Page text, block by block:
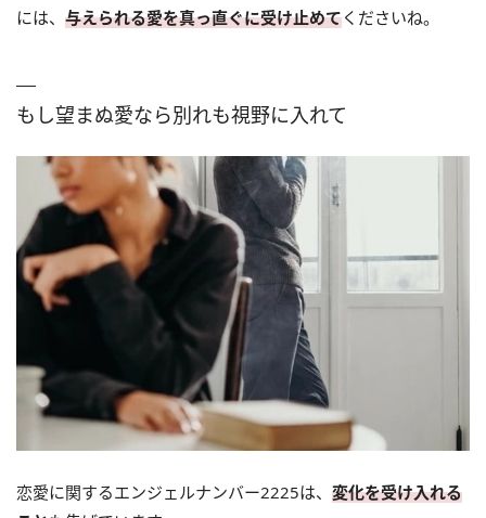
には、 与えられる愛を真っ直ぐに受け止めてくださいね。
もし望まぬ愛なら別れも視野に入れて
恋愛に関するエンジェルナンバー2225は、 変化を受け入れる